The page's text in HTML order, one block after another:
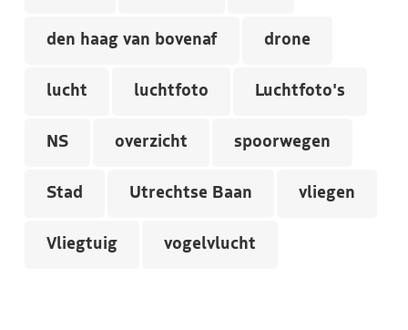
den haag van bovenaf drone
lucht luchtfoto Luchtfoto's
NS overzicht spoorwegen
Stad Utrechtse Baan vliegen
Vliegtuig vogelvlucht